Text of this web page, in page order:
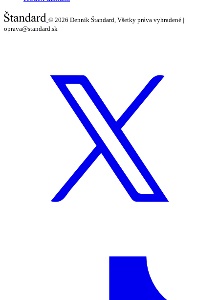
© 2026 Denník Štandard, Všetky práva vyhradené |
oprava@standard.sk